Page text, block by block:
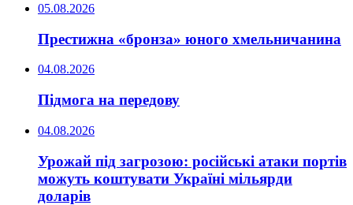
05.08.2026
Престижна «бронза» юного хмельничанина
04.08.2026
Підмога на передову
04.08.2026
Урожай під загрозою: російські атаки портів
можуть коштувати Україні мільярди
доларів